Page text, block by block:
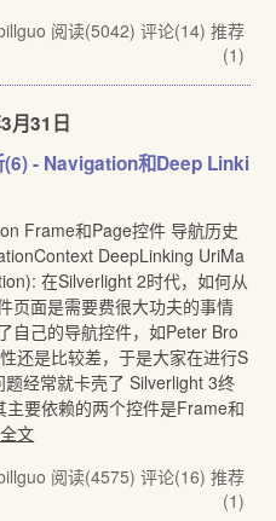
阅读(5042) 评论(14) 推荐
(1)
月31日
- Navigation和Deep Linki
Frame和Page控件 导航历史
DeepLinking UriMa
在Silverlight 2时代，如何从
页面是需要费很大功夫的事情
自己的导航控件，如Peter Bro
还是比较差，于是大家在进行S
经常就卡壳了 Silverlight 3终
要依赖的两个控件是Frame和
文
阅读(4575) 评论(16) 推荐
(1)